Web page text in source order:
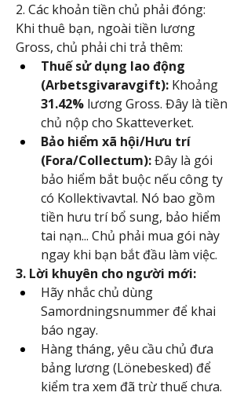
2. Các khoản tiền chủ phải đóng:
Khi thuê bạn, ngoài tiền lương
Gross, chủ phải chi trả thêm:
Thuế sử dụng lao động
(Arbetsgivaravgift):
31.42% lương Gross. Đây là tiền
chủ nộp cho Skatteverket.
Bảo hiểm xã hội/Hưu trí
(Fora/Collectum): Đây là gói
bảo hiểm bắt buộc nếu công ty
có Kollektivavtal. Nó bao gồm
tiền hưu trí bổ sung, bảo hiểm
tai nạn... Chủ phải mua gói này
ngay khi bạn bắt đầu làm việc.
3. Lời khuyên cho người mới:
Hãy nhắc chủ dùng
Samordningsnummer để khai
báo ngay.
Hàng tháng, yêu cầu chủ đưa
bảng lương (Lönebesked) để
kiểm tra xem đã trừ thuế chưa.